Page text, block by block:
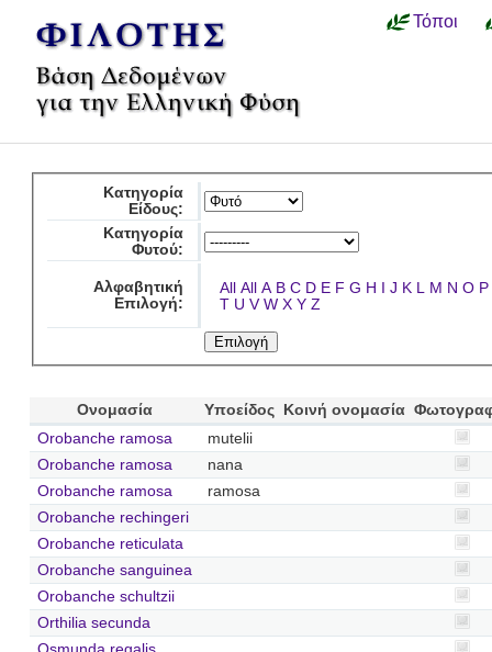
Τόποι
Κατηγορία
Είδους:
Κατηγορία
Φυτού:
Αλφαβητική
Επιλογή:
All All A B C D E F G H I J K L M N O P
T U V W X Y Z
Ονομασία Υποείδος Κοινή ονομασία
Orobanche ramosa
mutelii
Orobanche ramosa
nana
Orobanche ramosa
ramosa
Orobanche rechingeri
Orobanche reticulata
Orobanche sanguinea
Orobanche schultzii
Orthilia secunda